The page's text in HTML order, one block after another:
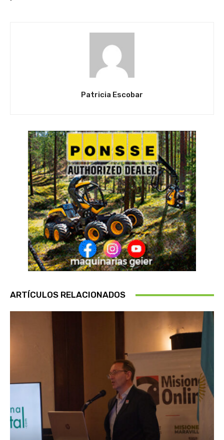
Patricia Escobar
ARTÍCULOS RELACIONADOS